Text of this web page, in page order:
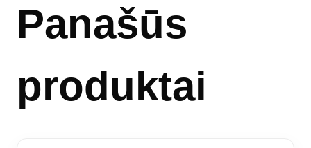
Panašūs
produktai